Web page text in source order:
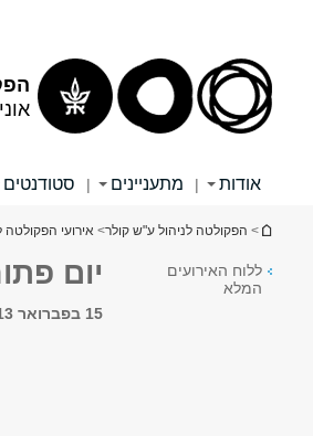
אודות | מתעניינים | סטודנטים
הינך נמצא כאן
> הפקולטה לניהול ע"ש קולר> אירועי הפקולטה
ללוח האירועים
המלא
יום פתוח
15 בפברואר 2013, 9:00